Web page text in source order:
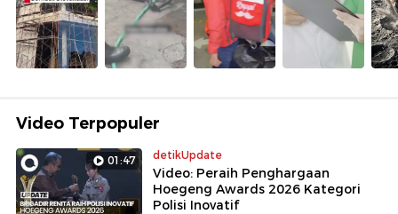
Video Terpopuler
01:47 detikUpdate
Video: Peraih Penghargaan
Hoegeng Awards 2026 Kategori
Polisi Inovatif